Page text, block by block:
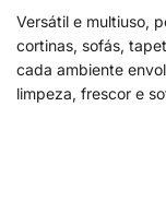
Versátil e multiuso,
cortinas, sofás,
cada ambiente
limpeza, frescor e